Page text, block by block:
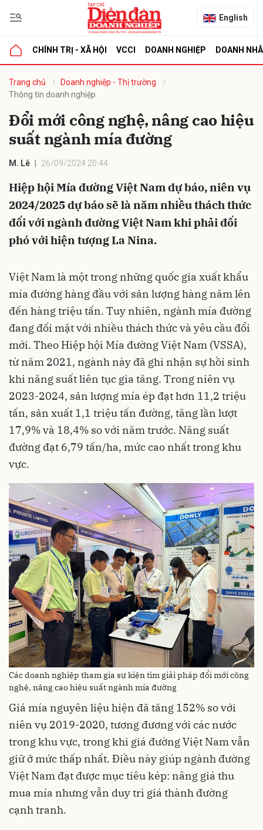
English
CHÍNH TRỊ - XÃ HỘI VCCI DOANH NGHIỆP DOANH
Trang chủ
Doanh nghiệp - Thị trường
Thông tin doanh nghiệp
Đổi mới công nghệ, nâng cao hiệu
suất ngành mía đường
M. Lê 26/09/2024 20:44
Hiệp hội Mía đường Việt Nam dự báo, niên vụ
2024/2025 dự báo sẽ là năm nhiều thách thức
đối với ngành đường Việt Nam khi phải đối
phó với hiện tượng La Nina.
Việt Nam là một trong những quốc gia xuất khẩu
mía đường hàng đầu với sản lượng hàng năm lên
đến hàng triệu tấn. Tuy nhiên, ngành mía đường
đang đối mặt với nhiều thách thức và yêu cầu đổi
mới. Theo Hiệp hội Mía đường Việt Nam (VSSA),
từ năm 2021, ngành này đã ghi nhận sự hồi sinh
khi năng suất liên tục gia tăng. Trong niên vụ
2023-2024, sản lượng mía ép đạt hơn 11,2 triệu
tấn, sản xuất 1,1 triệu tấn đường, tăng lần lượt
17,9% và 18,4% so với năm trước. Năng suất
đường đạt 6,79 tấn/ha, mức cao nhất trong khu
vực.
Các doanh nghiệp tham gia sự kiện tìm giải pháp đổi mới công
nghệ, nâng cao hiệu suất ngành mía đường
Giá mía nguyên liệu hiện đã tăng 152% so với
niên vụ 2019-2020, tương đương với các nước
trong khu vực, trong khi giá đường Việt Nam vẫn
giữ ở mức thấp nhất. Điều này giúp ngành đường
Việt Nam đạt được mục tiêu kép: nâng giá thu
mua mía nhưng vẫn duy trì giá thành đường
cạnh tranh.
luận
Hủy